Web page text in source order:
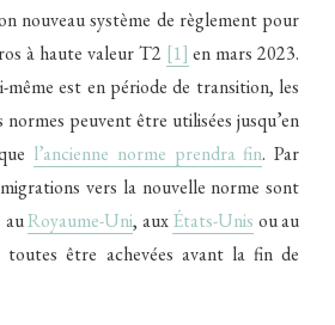
nouveau système de règlement pour
à haute valeur T2 [1] en mars 2023.
est en période de transition, les
normes peuvent être utilisées jusqu’en
l’ancienne norme prendra fin. Par
vers la nouvelle norme sont
auRoyaume-Uni, auxÉtats-Unis ou au
être achevées avant la fin de